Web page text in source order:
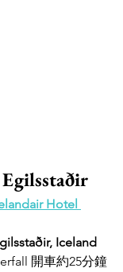
Hotel
Iceland
開車約25分鐘